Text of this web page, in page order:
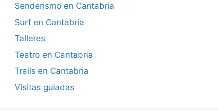
Senderismo en Cantabria
Surf en Cantabria
Talleres
Teatro en Cantabria
Trails en Cantabria
Visitas guiadas